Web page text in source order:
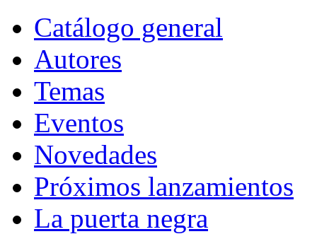
Catálogo general
Autores
Temas
Eventos
Novedades
Próximos lanzamientos
La puerta negra